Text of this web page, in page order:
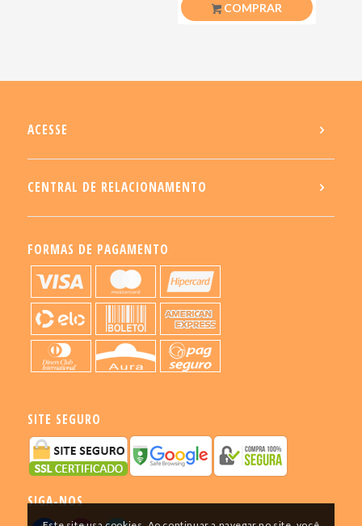
COMPRAR
ACESSE
CENTRAL DE RELACIONAMENTO
FORMAS DE PAGAMENTO
SITE SEGURO
SIGA-NOS